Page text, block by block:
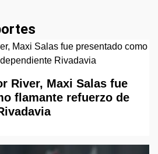
River, Maxi Salas fue
flamante refuerzo de